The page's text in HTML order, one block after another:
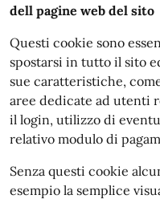
dell pagine web del sito
Questi cookie sono
spostarsi in tutto il sito
sue caratteristiche,
aree dedicate ad utenti
il login, utilizzo di
relativo modulo di
Senza questi cookie
esempio la semplice